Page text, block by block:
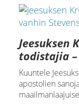
Jeesuksen
todistajia –
Kuuntele
apostolien